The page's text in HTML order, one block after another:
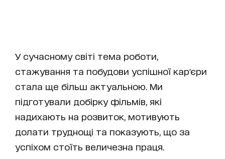
У сучасному світі тема роботи,
стажування та побудови успішної кар'єри
стала ще більш актуальною. Ми
підготували добірку фільмів, які
надихають на розвиток, мотивують
долати труднощі та показують, що за
успіхом стоїть величезна праця.